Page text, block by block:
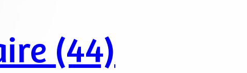
(44)